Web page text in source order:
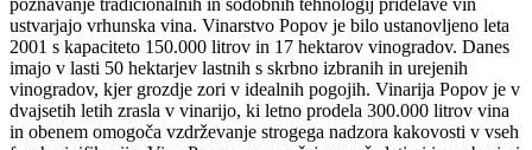
ustvarjajo vrhunska vina. Vinarstvo Popov je bilo ustanovljeno leta
2001 s kapaciteto 150.000 litrov in 17 hektarov vinogradov. Danes
imajo v lasti 50 hektarjev lastnih s skrbno izbranih in urejenih
vinogradov, kjer grozdje zori v idealnih pogojih. Vinarija Popov je v
dvajsetih letih zrasla v vinarijo, ki letno prodela 300.000 litrov vina
in obenem omogoča vzdrževanje strogega nadzora kakovosti v vseh